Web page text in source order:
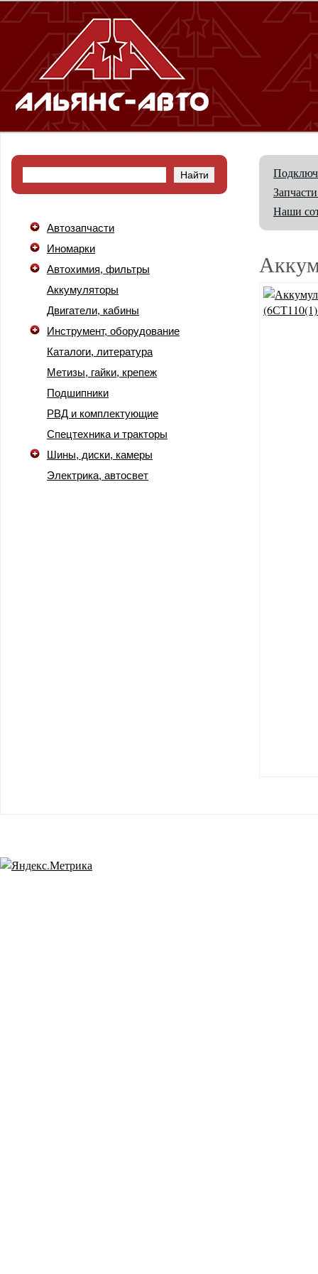
Автозапчасти
Иномарки
Автохимия, фильтры
Аккумуляторы
Двигатели, кабины
Инструмент, оборудование
Каталоги, литература
Метизы, гайки, крепеж
Подшипники
РВД и комплектующие
Спецтехника и тракторы
Шины, диски, камеры
Электрика, автосвет
Наши